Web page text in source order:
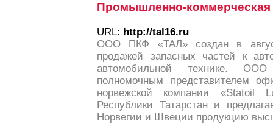
Промышленно-
URL: http://tal16.ru
ООО ПКФ «ТАЛ» создан в
продажей запасных частей к
автомобильной технике.
полномочным представителем
норвежской компании «Statoil
Республики Татарстан и
Норвегии и Швеции продукцию